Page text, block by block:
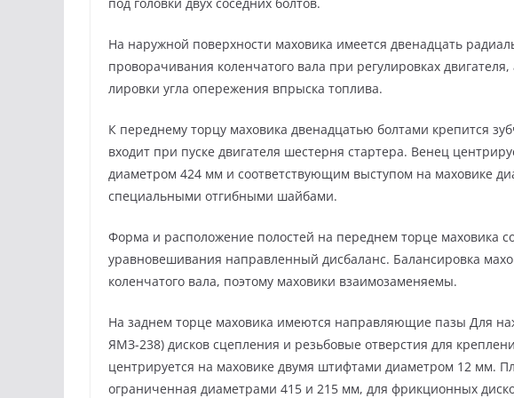
На наружной поверхности ма­ховика имеется двенадцать
проворачивания коленчатого вала при регулировках
лировки угла опережения впрыска топлива.
К переднему торцу маховика двенадцатью болтами крепится
входит при пуске двига­теля шестерня стартера. Венец
диаметром 424 мм и соответствующим выступом на ма­ховике
специальными отгибными шайбами.
Форма и расположение полостей на переднем торце маховика
уравновешивания направленный дисбаланс. Балансировка
коленчатого вала, поэтому маховики взаимозаменяемы.
На заднем торце маховика имеются направляющие пазы Для
ЯМЗ-238) дисков сцепления и резьбовые отверстия для
центрируется на маховике двумя штифтами диамет­ром 12 мм.
ограниченная диаметрами 415 и 215 мм, для фрикционных